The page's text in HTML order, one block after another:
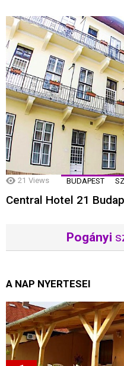
21 Views BUDAPEST
Central Hotel 21
Pogányi
A NAP NYERTESEI